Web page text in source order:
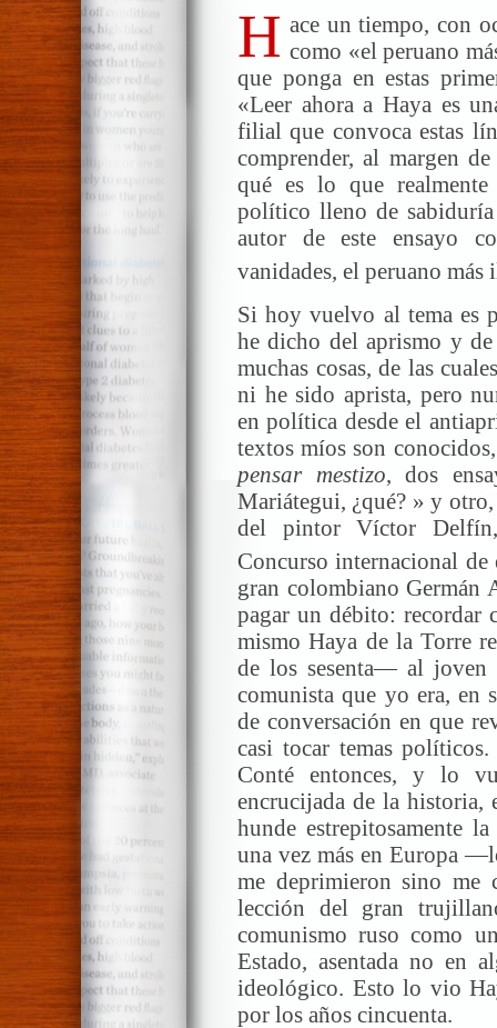
H ace un tiempo, con
como «el peruano
que ponga en estas
«Leer ahora a Haya es
filial que convoca estas
comprender, al margen
qué es lo que
político lleno de
autor de este ensayo
vanidades, el peruano
Si hoy vuelvo al tema es
he dicho del aprismo y
muchas cosas, de las
ni he sido aprista, pero
en política desde el
textos míos son
pensar mestizo, dos
Mariátegui, ¿qué? » y
del pintor Víctor
Concurso internacional de
gran colombiano Germán
pagar un débito: recordar
mismo Haya de la Torre
de los sesenta— al
comunista que yo era, en
de conversación en que
casi tocar temas
Conté entonces, y lo
encrucijada de la historia,
hunde estrepitosamente
una vez más en Europa
me deprimieron sino
lección del gran
comunismo ruso como
Estado, asentada no en
ideológico. Esto lo vio
por los años cincuenta.